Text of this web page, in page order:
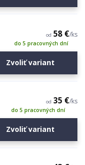
od 58 €/ks
do 5 pracovných dní
Zvoliť variant
od 35 €/ks
do 5 pracovných dní
Zvoliť variant